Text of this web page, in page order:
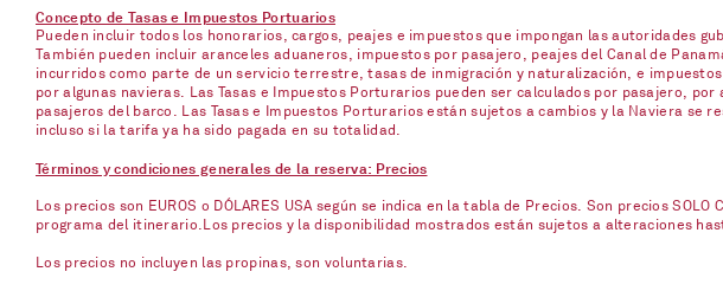
Concepto de Tasas e Impuestos Portuarios
Pueden incluir todos los honorarios, cargos, peajes e impuestos que impongan las autoridades
También pueden incluir aranceles aduaneros, impuestos por pasajero, peajes del Canal de
incurridos como parte de un servicio terrestre, tasas de inmigración y naturalización, e
por algunas navieras. Las Tasas e Impuestos Porturarios pueden ser calculados por pasajero,
pasajeros del barco. Las Tasas e Impuestos Porturarios están sujetos a cambios y la Naviera
incluso si la tarifa ya ha sido pagada en su totalidad.
Términos y condiciones generales de la reserva: Precios
Los precios son EUROS o DÓLARES USA según se indica en la tabla de Precios. Son precios
programa del itinerario.Los precios y la disponibilidad mostrados están sujetos a alteraciones
Los precios no incluyen las propinas, son voluntarias.